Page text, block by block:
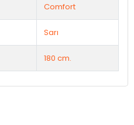
Comfort
Sarı
180 cm.